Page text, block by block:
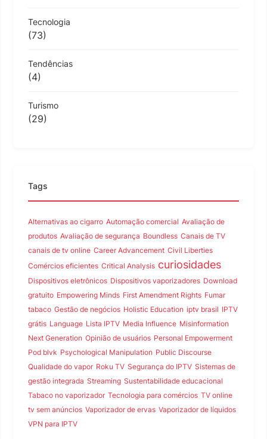
Tecnologia
(73)
Tendências
(4)
Turismo
(29)
Tags
Alternativas ao cigarro Automação comercial Avaliação de
produtos Avaliação de segurança Boundless Canais de TV
canais de tv online Career Advancement Civil Liberties
Comércios eficientes Critical Analysis curiosidades
Dispositivos eletrônicos Dispositivos vaporizadores Download
gratuito Empowering Minds First Amendment Rights Fumar
tabaco Gestão de negócios Holistic Education iptv brasil IPTV
grátis Language Lista IPTV Media Influence Misinformation
Next Generation Opinião de usuários Personal Empowerment
Pod blvk Psychological Manipulation Public Discourse
Qualidade do vapor Roku TV Segurança do IPTV Sistemas de
gestão integrada Streaming Sustentabilidade educacional
Tabaco no vaporizador Tecnologia para comércios TV online
tv sem anúncios Vaporizador de ervas Vaporizador de líquidos
VPN para IPTV